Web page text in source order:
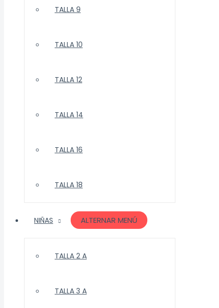
TALLA 9
TALLA 10
TALLA 12
TALLA 14
TALLA 16
TALLA 18
NIÑAS ALTERNAR MENÚ
TALLA 2 A
TALLA 3 A